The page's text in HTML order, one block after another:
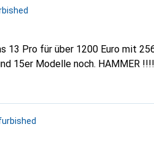
13 Pro für über 1200 Euro mit
und 15er Modelle noch. HAMMER